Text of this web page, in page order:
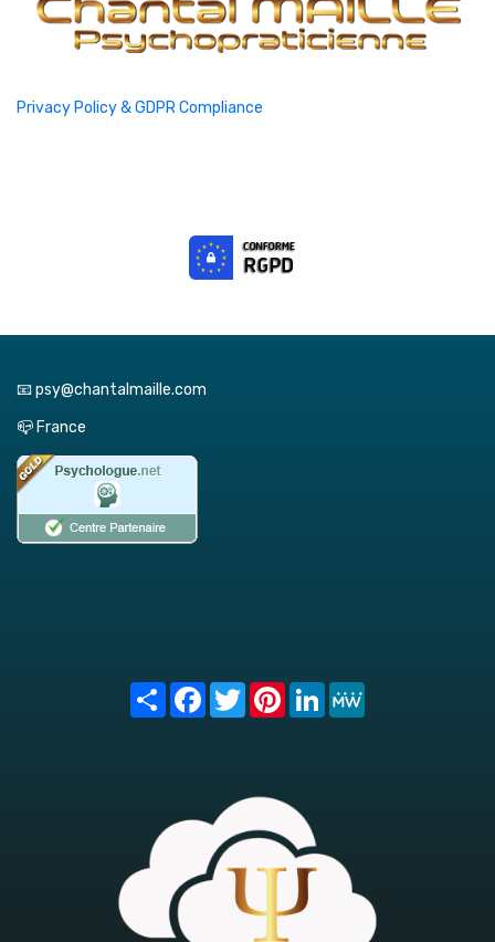
Privacy Policy & GDPR Compliance
📧 psy@chantalmaille.com
📪 France
Share FacebookTwitterPinterest
LinkedIn